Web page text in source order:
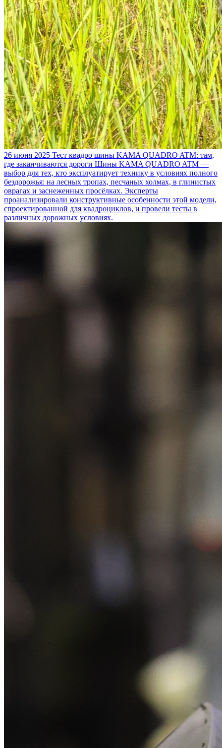
26 июня 2025 Тест квадро шины KAMA QUADRO ATM: там,
где заканчиваются дороги Шины KAMA QUADRO ATM —
выбор для тех, кто эксплуатирует технику в условиях полного
бездорожья: на лесных тропах, песчаных холмах, в глинистых
оврагах и заснеженных просёлках. Эксперты
проанализировали конструктивные особенности этой модели,
спроектированной для квадроциклов, и провели тесты в
различных дорожных условиях.